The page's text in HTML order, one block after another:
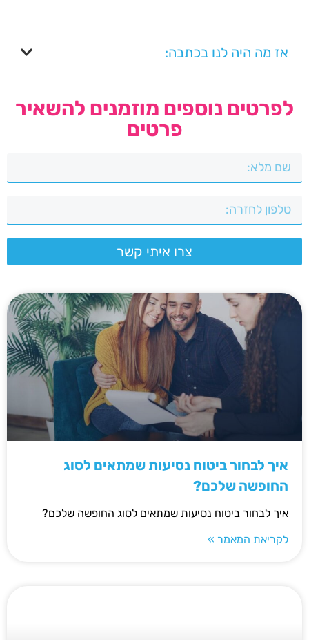
אז מה היה לנו בכתבה:
לפרטים נוספים מוזמנים להשאיר
פרטים
צרו איתי קשר
איך לבחור ביטוח נסיעות שמתאים לסוג
החופשה שלכם?
איך לבחור ביטוח נסיעות שמתאים לסוג החופשה שלכם?
לקריאת המאמר »